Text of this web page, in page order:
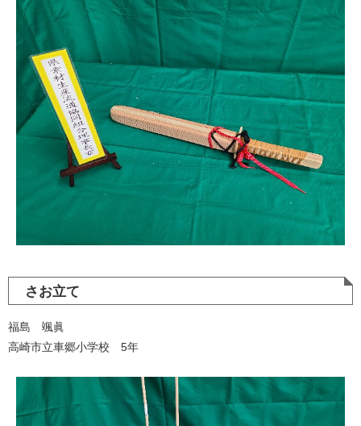
さお立て
福島 颯眞
高崎市立車郷小学校 5年